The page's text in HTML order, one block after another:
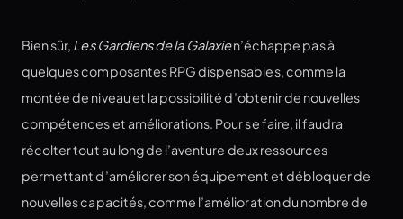
Bien sûr, Les Gardiens de la Galaxien’échappe pas à
quelques composantes RPG dispensables, comme la
montée de niveau et la possibilité d’obtenir de nouvelles
compétences et améliorations. Pour se faire, il faudra
récolter tout au long de l’aventure deux ressources
permettant d’améliorer son équipement et débloquer de
nouvelles capacités, comme l’amélioration du nombre de